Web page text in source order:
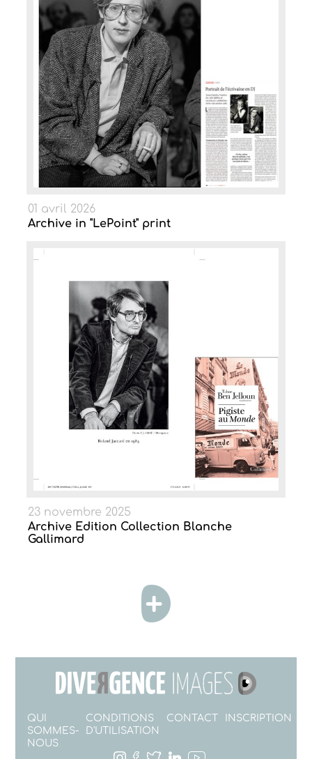
01 avril 2026
Archive in "LePoint" print
23 novembre 2025
Archive Edition Collection Blanche
Gallimard
QUI
SOMMES-
NOUS
CONDITIONS
D'UTILISATION
CONTACT INSCRIPTION